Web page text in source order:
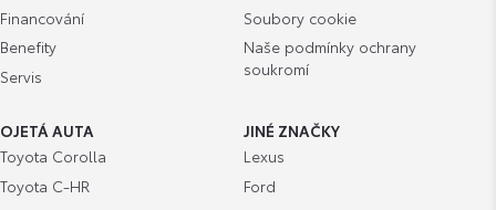
Financování
Benefity
Servis
Soubory cookie
Naše podmínky ochrany
soukromí
OJETÁ AUTA
Toyota Corolla
Toyota C-HR
JINÉ ZNAČKY
Lexus
Ford